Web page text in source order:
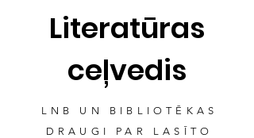
Literatūras
ceļvedis
LNB UN BIBLIOTĒKAS
DRAUGI PAR LASĪTO